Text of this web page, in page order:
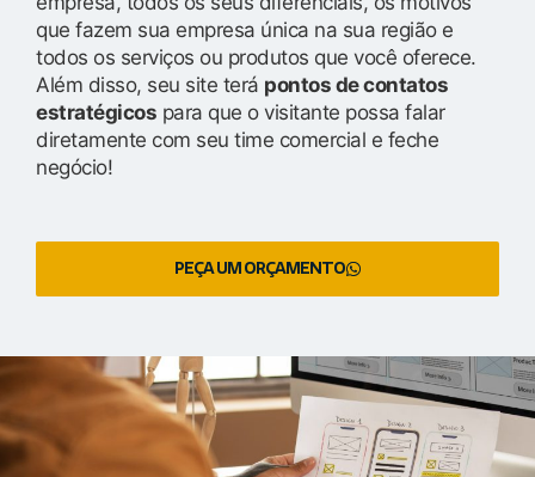
que fazem sua empresa única na sua região e
todos os serviços ou produtos que você oferece.
Além disso, seu site terá pontos de contatos
estratégicos para que o visitante possa falar
diretamente com seu time comercial e feche
negócio!
PEÇA UM ORÇAMENTO